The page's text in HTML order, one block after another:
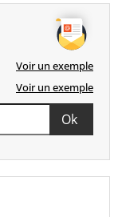
Voir un exemple
Voir un exemple